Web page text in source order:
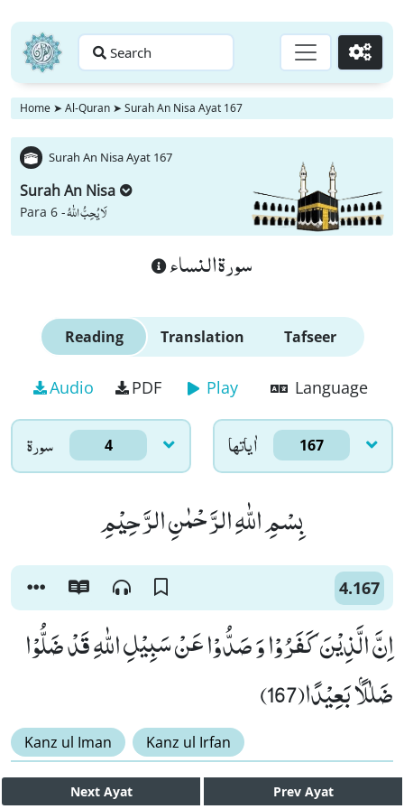
Search Go
Home ➤ Al-Quran ➤ Surah An Nisa Ayat 167
Surah An Nisa Ayat 167
Surah An Nisa
Para 6 -لَا یُحِبُّ اللّٰهُ
سورة النساء
Reading Translation Tafseer
Audio PDF Play Language
سورۃ 4 اٰياتها 167
بِسْمِ اللّٰهِ الرَّحْمٰنِ الرَّحِیْمِ
4.167
اِنَّ الَّذِیْنَ كَفَرُوْا وَ صَدُّوْا عَنْ سَبِیْلِ اللّٰهِ قَدْ ضَلُّوْا
ضَلٰلًۢا بَعِیْدًا(167)
Kanz ul Iman Kanz ul Irfan
Next Ayat Prev Ayat